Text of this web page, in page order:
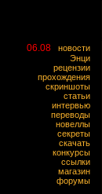
06.08
новости
Энци
рецензии
прохождения
скриншоты
статьи
интервью
переводы
новеллы
секреты
скачать
конкурсы
ссылки
магазин
форумы